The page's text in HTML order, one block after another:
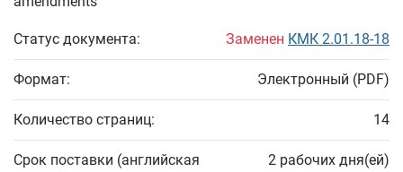
Статус документа: Заменен КМК 2.01.18-18
Формат: Электронный (PDF)
Количество страниц: 14
Срок поставки (английская
2 рабочих дня(ей)